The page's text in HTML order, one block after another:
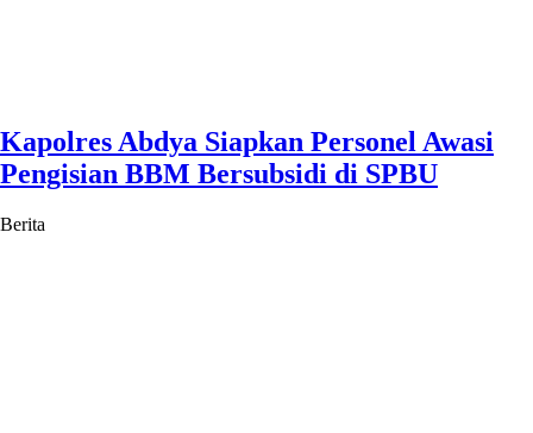
Kapolres Abdya Siapkan Personel Awasi
Pengisian BBM Bersubsidi di SPBU
Berita